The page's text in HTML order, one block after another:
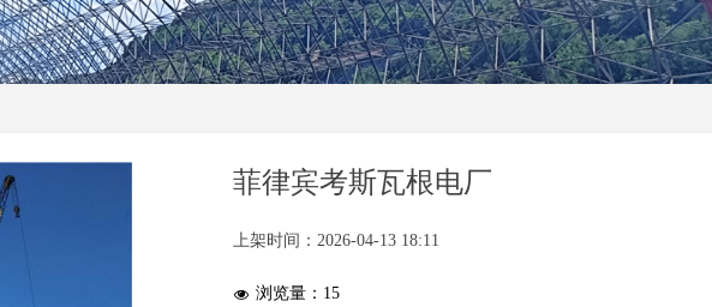
菲律宾考斯瓦根电厂
넶 浏览量： 15
上架时间： 2026-04-13 18:11